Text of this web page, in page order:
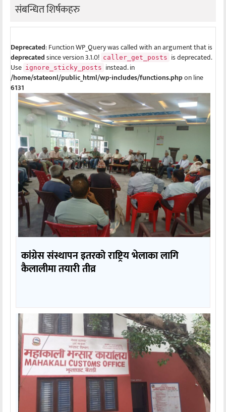
संबन्धित शिर्षकहरु
Deprecated: Function WP_Query was called with an argument that is
deprecatedsince version 3.1.0! caller_get_posts is deprecated.
Use ignore_sticky_posts instead. in
/home/stateonl/public_html/wp-includes/functions.phpon line
6131
कांग्रेस संस्थापन इतरको राष्ट्रिय भेलाका लागि
कैलालीमा तयारी तीव्र